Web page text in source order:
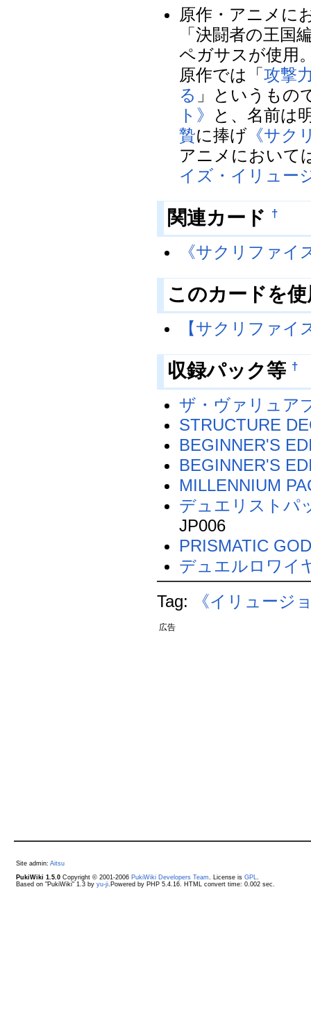
原作・アニメに
「決闘者の王国
ペガサスが使用
原作では「攻撃
る 」というもの
ト》
と、名前は
贄に捧げ 《サク
アニメにおいて
イズ・イリュー
関連カード †
《サクリファイ
このカードを
【サクリファイ
収録パック等 †
ザ・ヴァリュア
STRUCTURE
BEGINNER'S
BEGINNER'S
MILLENNIUM
デュエリストパ
JP006
PRISMATIC
デュエルロワイ
Tag:
《イリュージ
広告
Site admin: Aitsu
PukiWiki 1.5.0Copyright © 2001-2006 PukiWiki Developers Team . License is GPL
Based on "PukiWiki" 1.3 by yu-ji.Powered by PHP 5.4.16. HTML convert time: 0.002 sec.